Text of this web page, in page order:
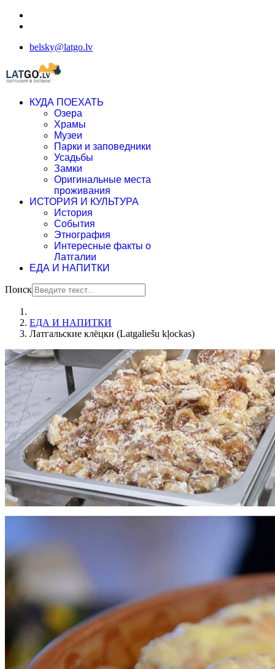
belsky@latgo.lv
КУДА ПОЕХАТЬ
Озера
Храмы
Музеи
Парки и заповедники
Усадьбы
Замки
Оригинальные места
проживания
ИСТОРИЯ И КУЛЬТУРА
История
События
Этнография
Интересные факты о
Латгалии
ЕДА И НАПИТКИ
Поиск
ЕДА И НАПИТКИ
Латгальские клёцки (Latgaliešu kļockas)